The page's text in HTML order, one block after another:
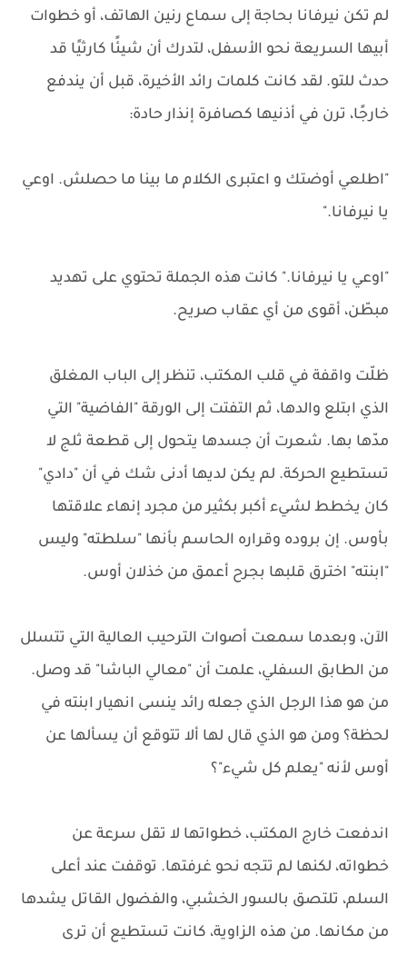
لم تكن نيرفانا بحاجة إلى سماع رنين الهاتف، أو خطوات
أبيها السريعة نحو الأسفل، لتدرك أن شيئًا كارثيًا قد
حدث للتو. لقد كانت كلمات رائد الأخيرة، قبل أن يندفع
خارجًا، ترن في أذنيها كصافرة إنذار حادة:
"اطلعي أوضتك و اعتبرى الكلام ما بينا ما حصلش. اوعي
يا نيرفانا."
"اوعي يا نيرفانا." كانت هذه الجملة تحتوي على تهديد
مبطّن، أقوى من أي عقاب صريح.
ظلّت واقفة في قلب المكتب، تنظر إلى الباب المغلق
الذي ابتلع والدها، ثم التفتت إلى الورقة "الفاضية" التي
مدّها بها. شعرت أن جسدها يتحول إلى قطعة ثلج لا
تستطيع الحركة. لم يكن لديها أدنى شك في أن "دادي"
كان يخطط لشيء أكبر بكثير من مجرد إنهاء علاقتها
بأوس. إن بروده وقراره الحاسم بأنها "سلطته" وليس
"ابنته" اخترق قلبها بجرح أعمق من خذلان أوس.
الآن، وبعدما سمعت أصوات الترحيب العالية التي تتسلل
من الطابق السفلي، علمت أن "معالي الباشا" قد وصل.
من هو هذا الرجل الذي جعله رائد ينسى انهيار ابنته في
لحظة؟ ومن هو الذي قال لها ألا تتوقع أن يسألها عن
أوس لأنه "يعلم كل شيء"؟
اندفعت خارج المكتب، خطواتها لا تقل سرعة عن
خطواته، لكنها لم تتجه نحو غرفتها. توقفت عند أعلى
السلم، تلتصق بالسور الخشبي، والفضول القاتل يشدها
من مكانها. من هذه الزاوية، كانت تستطيع أن ترى